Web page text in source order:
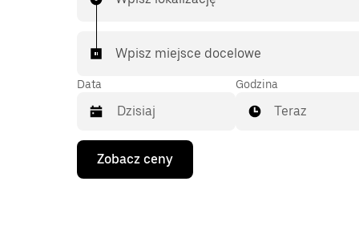
Wpisz miejsce docelowe
Data
Naciśnij
klawisz
strzałki
Godzina
Teraz
Zobacz ceny